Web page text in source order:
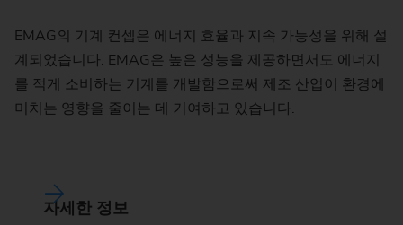
EMAG의 기계 컨셉은 에너지 효율과 지속 가능성을 위해 설
계되었습니다. EMAG은 높은 성능을 제공하면서도 에너지
를 적게 소비하는 기계를 개발함으로써 제조 산업이 환경에
미치는 영향을 줄이는 데 기여하고 있습니다.
자세한 정보